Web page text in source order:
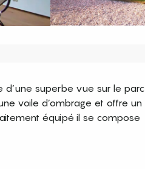
d’une superbe vue sur le parc
voile d’ombrage et offre un
équipé il se compose